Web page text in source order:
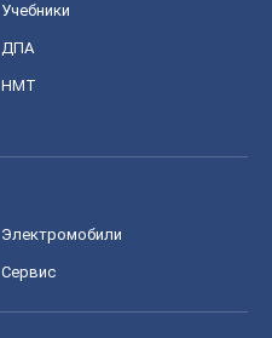
Учебники
ДПА
НМТ
Электромобили
Сервис